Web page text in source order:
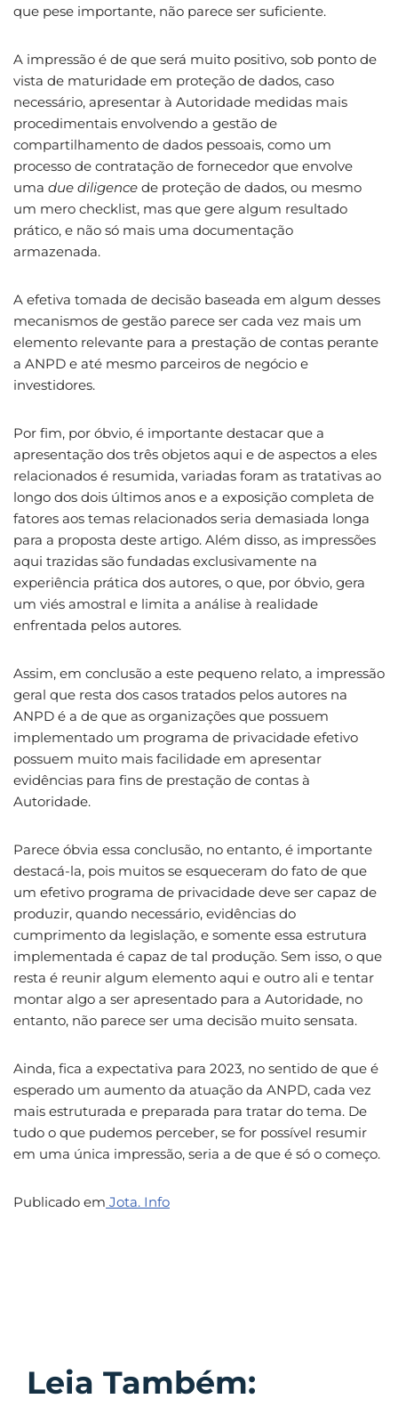
que pese importante, não parece ser suficiente.
A impressão é de que será muito positivo, sob ponto de
vista de maturidade em proteção de dados, caso
necessário, apresentar à Autoridade medidas mais
procedimentais envolvendo a gestão de
compartilhamento de dados pessoais, como um
processo de contratação de fornecedor que envolve
uma due diligence de proteção de dados, ou mesmo
um mero checklist, mas que gere algum resultado
prático, e não só mais uma documentação
armazenada.
A efetiva tomada de decisão baseada em algum desses
mecanismos de gestão parece ser cada vez mais um
elemento relevante para a prestação de contas perante
a ANPD e até mesmo parceiros de negócio e
investidores.
Por fim, por óbvio, é importante destacar que a
apresentação dos três objetos aqui e de aspectos a eles
relacionados é resumida, variadas foram as tratativas ao
longo dos dois últimos anos e a exposição completa de
fatores aos temas relacionados seria demasiada longa
para a proposta deste artigo. Além disso, as impressões
aqui trazidas são fundadas exclusivamente na
experiência prática dos autores, o que, por óbvio, gera
um viés amostral e limita a análise à realidade
enfrentada pelos autores.
Assim, em conclusão a este pequeno relato, a impressão
geral que resta dos casos tratados pelos autores na
ANPD é a de que as organizações que possuem
implementado um programa de privacidade efetivo
possuem muito mais facilidade em apresentar
evidências para fins de prestação de contas à
Autoridade.
Parece óbvia essa conclusão, no entanto, é importante
destacá-la, pois muitos se esqueceram do fato de que
um efetivo programa de privacidade deve ser capaz de
produzir, quando necessário, evidências do
cumprimento da legislação, e somente essa estrutura
implementada é capaz de tal produção. Sem isso, o que
resta é reunir algum elemento aqui e outro ali e tentar
montar algo a ser apresentado para a Autoridade, no
entanto, não parece ser uma decisão muito sensata.
Ainda, fica a expectativa para 2023, no sentido de que é
esperado um aumento da atuação da ANPD, cada vez
mais estruturada e preparada para tratar do tema. De
tudo o que pudemos perceber, se for possível resumir
em uma única impressão, seria a de que é só o começo.
Publicado em Jota. Info
Leia Também: